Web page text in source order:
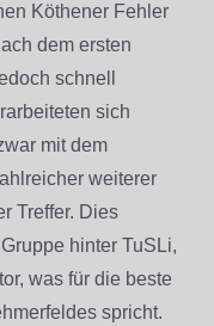
Köthener Fehler
dem ersten
schnell
sich
mit dem
weiterer
Treffer. Dies
hinter TuSLi,
was für die beste
spricht.